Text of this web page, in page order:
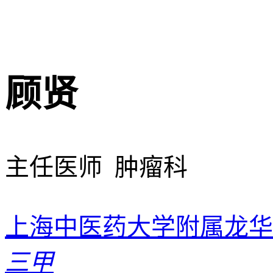
顾贤
主任医师 肿瘤科
上海中医药大学附属龙
三甲